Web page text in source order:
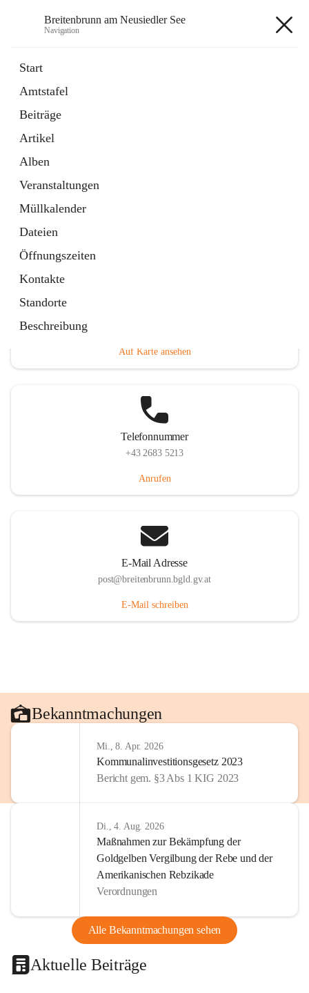
Breitenbrunn am Neusiedler See
Navigation
Start
Amtstafel
Beiträge
Artikel
Alben
Veranstaltungen
Müllkalender
Dateien
Öffnungszeiten
Kontakte
Standorte
Beschreibung
18 Schnellzugriffe
Gemeindeservice
Auf Karte ansehen
Telefonnummer
+43 2683 5213
Anrufen
E-Mail Adresse
post@breitenbrunn.bgld.gv.at
E-Mail schreiben
Bekanntmachungen
Mi., 8. Apr. 2026
Kommunalinvestitionsgesetz 2023
Bericht gem. §3 Abs 1 KIG 2023
Di., 4. Aug. 2026
Maßnahmen zur Bekämpfung der
Goldgelben Vergilbung der Rebe und der
Amerikanischen Rebzikade
Verordnungen
Alle Bekanntmachungen sehen
Aktuelle Beiträge